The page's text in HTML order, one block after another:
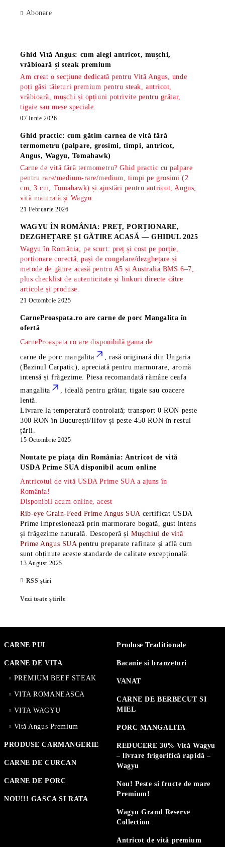
Abonare
Ghid Vită Angus: cum alegi antricot, mușchi,
vrăbioară și steak premium
Am creat o secțiune dedicată pentru Vită Angus, unde
poți găsi tăieturi premium pentru steak, antricot,
vrăbioară, mușchi și opțiuni potrivite pentru grătar,
tigaie sau mese speciale.
07 Iunie 2026
Ghid practic: cum gătim carnea de vită fără
termometru (palpare, grosimi, timpi, antricot,
Angus, Wagyu, Tomahawk)
Carne de vită fără termometru? Ghid practic cu palpare
pentru rare/medium-rare/medium, timpi pe grosimi (2
cm, 3 cm, Tomahawk) și ajustări pentru antricot, Angus,
vită maturată și Wagyu.
21 Februarie 2026
WAGYU ÎN ROMÂNIA: PREȚ, PORȚIONARE,
DEZGHEȚARE ȘI GĂTIRE ACASĂ — GHIDUL 2025
Wagyu în România, pe scurt: preț și cost pe porție,
porționare corectă, pași de congelare/dezghețare și
metode de gătire acasă pentru A5 și Australia BMS 6–7,
plus checklist de autenticitate și linkuri directe către
articole și produse.
21 Octombrie 2025
CarneProaspata.ro arecarne de porc Mangalita în
ofertă
CarneProaspata.ro are disponibilă gama de
carne de porc mangalita
, rasă originară din Ungaria
(Bazinul Carpatic), apreciată pentru marmorare, aromă
intensă și frăgezime. Piesa recomandată rămâneceafa
mangalita
, ideală pentru grătar, tigaie sau coacere
lentă.
Livrare la temperatură controlată; transport 0 RON peste
300 RON în București/Ilfov și peste 450 RON în restul
țării.
15 Octombrie 2025
Noutate pe piața din România: Antricot de vită
USDA Prime SUA disponibil acum online
Antricotul de vită USDA Prime SUA a ajuns în
România!
Disponibil acum online, acest
Rib-eye Grain-Feed Prime Angus SUA certificat USDA
Prime impresionează prin marmorare bogată, gust intens
și frăgezime naturală. Descoperă șiMușchiul de vită
Prime Angus SUA pentru preparate rafinate și află cum
sunt obținute aceste standarde de calitate excepțională.
13 August 2025
RSS știri
Vezi toate știrile
CARNE PUI
CARNE DE VITA
PREMIUM BEEF STEAK
VITA ROMANEASCA
VITA WAGYU
Vită Angus Premium
PRODUSE CARMANGERIE
CARNE DE CURCAN
CARNE DE PORC
NOU!!! GASCA SI RATA
Produse Traditionale
Bacanie si branzeturi
VANAT
CARNE DE BERBECUT SI
MIEL
PORC MANGALITA
REDUCERE 30% Vită Wagyu
– livrare frigorifică rapidă –
Wagyu
Nou! Peste si fructe de mare
Premium!
Wagyu Grand Reserve
Collection
Antricot de vită premium